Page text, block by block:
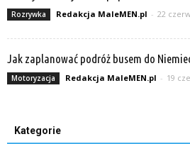
Rozrywka Redakcja MaleMEN.pl - 22
Jak zaplanować podróż busem do
Motoryzacja Redakcja MaleMEN.pl - 19
Kategorie